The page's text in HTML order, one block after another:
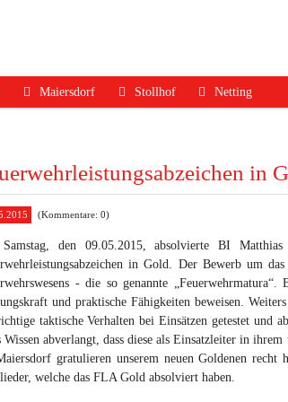
Maiersdorf
Ausrüstung
Termine
Geschichte
Kontakt
Stollhof
Jugend
Termine
Geschichte
Kontakt
Netting
Geschichte
Kontakt
in
(Kommentare: 0)
den 09.05.2015, absolvierte BI
in Gold. Der Bewerb um
- die so genannte
und praktische Fähigkeiten beweisen.
taktische Verhalten bei Einsätzen getestet und
Wissen abverlangt, dass diese als Einsatzleiter in
gratulieren unserem neuen Goldenen
welche das FLA Gold absolviert haben.